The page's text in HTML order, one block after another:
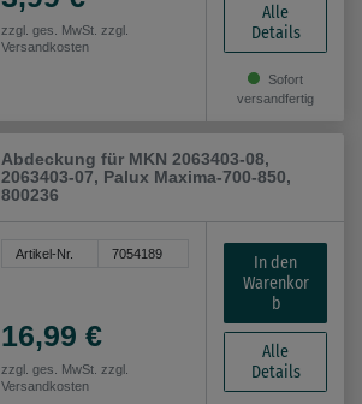
zzgl. ges. MwSt. zzgl.
Versandkosten
Alle
Details
Sofort
versandfertig
Abdeckung für MKN 2063403-08,
2063403-07, Palux Maxima-700-850,
800236
Artikel-Nr. 7054189
16,99 €
zzgl. ges. MwSt. zzgl.
Versandkosten
In den
Warenkor
b
Alle
Details